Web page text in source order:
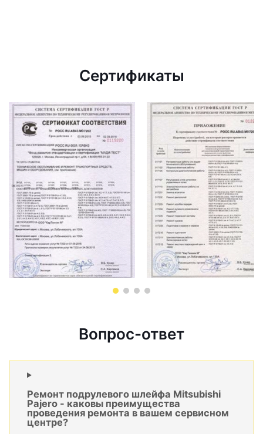
Сертификаты
Вопрос-ответ
Ремонт подрулевого шлейфа Mitsubishi
Pajero - каковы преимущества
проведения ремонта в вашем сервисном
центре?